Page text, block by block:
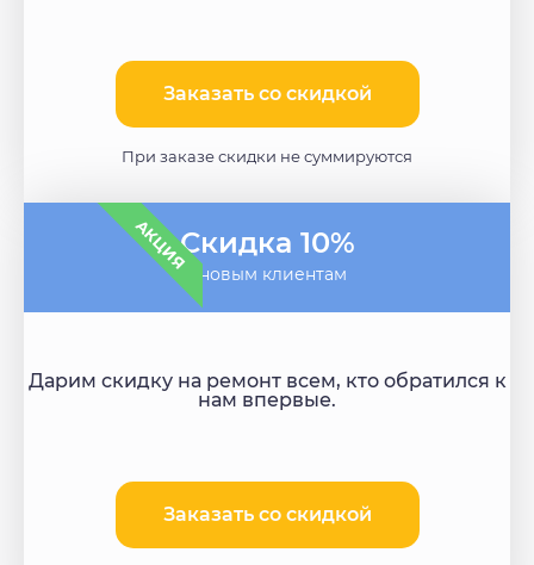
Заказать со скидкой
При заказе скидки не суммируются
АКЦИЯСкидка 10%
- новым клиентам
Дарим скидку на ремонт всем, кто обратился к
нам впервые.
Заказать со скидкой​